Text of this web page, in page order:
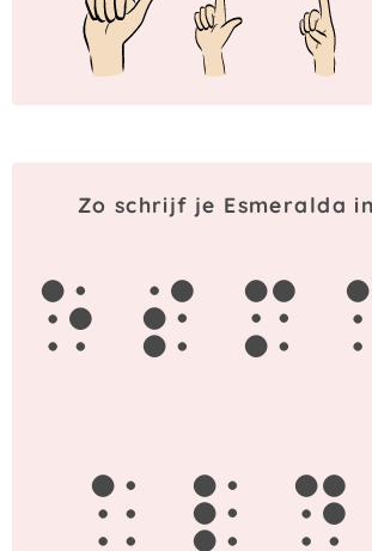
Zo schrijf je Esmeralda
e s m
a l d